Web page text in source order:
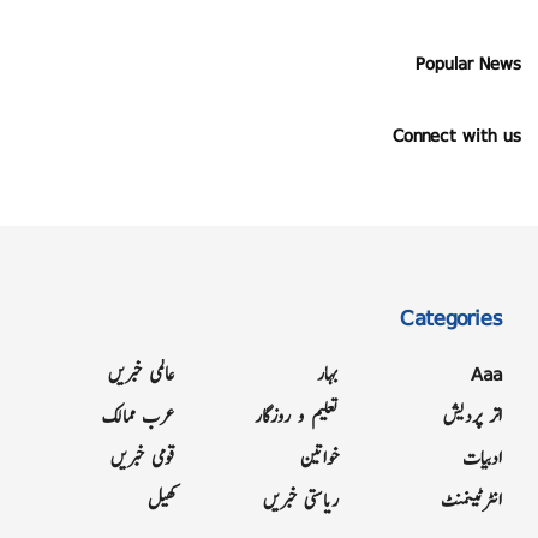
Popular News
Connect with us
Categories
Aaa
اتر پردیش
ادبیات
انٹرٹینمنٹ
بہار
تعلیم و روزگار
خواتین
ریاستی خبریں
عالمی خبریں
عرب ممالک
قومی خبریں
کھیل